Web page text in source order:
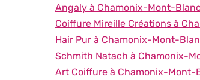
Angaly à Chamonix-Mont-Blanc
Coiffure Mireille Créations à
Hair Pur à Chamonix-Mont-
Schmith Natach à Chamonix-
Art Coiffure à Chamonix-Mont-